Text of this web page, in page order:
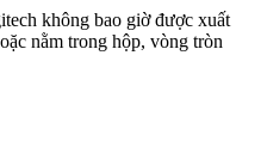
không bao giờ được xuất
nằm trong hộp, vòng tròn